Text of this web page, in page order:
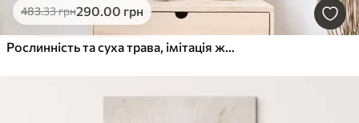
483.33грн290.00 грн
Рослинність та суха трава, імітація живопису